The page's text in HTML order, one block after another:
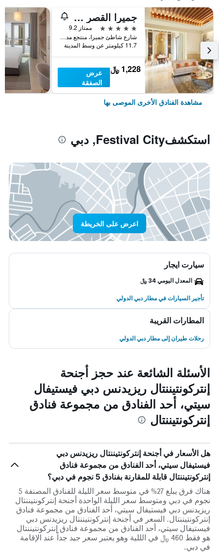
جميرا القصر دبي
5 نجوم
ممتاز 9.2
شارع شاطئ جميرا، منتجع مدينة جميرا، الصفوح ص ب 75157, دبي, الامارات العربية المتحدة
11.7 كيلومتر عن وسط المدينة
1,228 ﷼
عرض
الصفقة
مشاهدة الفنادق الأخرى الموصى بها
استكشفFestival City, دبي
اعرض على الخريطة
سيارت ايجار
المعدل اليومي 34 ﷼
تأجير السيارات في مطار دبي الدولي
المطارات القريبة
رحلات طيران إلى مطار دبي الدولي
الأسئلة الشائعة عند حجز أجنحة
إنتركونتيننتال ريزيدنس دبي فيستيفال
سيتي، أحد الفنادق من مجموعة فنادق
إنتركونتيننتال
هل الأسعار في أجنحة إنتركونتيننتال ريزيدنس دبي
فيستيفال سيتي، أحد الفنادق من مجموعة فنادق
إنتركونتيننتال قابلة للمقارنة بفنادق 5 نجوم في دبي؟
هناك فرق يبلغ 27% في متوسط ​​سعر الليلة للفنادق المصنفة 5
نجوم في دبي ومتوسط ​​سعر الليلة الواحدة أجنحة إنتركونتيننتال
ريزيدنس دبي فيستيفال سيتي، أحد الفنادق من مجموعة فنادق
إنتركونتيننتال. السعر في أجنحة إنتركونتيننتال ريزيدنس دبي
فيستيفال سيتي، أحد الفنادق من مجموعة فنادق إنتركونتيننتال
هو فقط 460 ﷼ في الللية وهو يعتبر سعر جيد جداً عند الإقامة
في دبي.